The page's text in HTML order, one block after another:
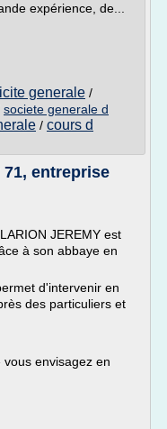
expérience, de...
generale /
societe generale d
/ cours d
entreprise
JEREMY est
à son abbaye en
d'intervenir en
des particuliers et
envisagez en